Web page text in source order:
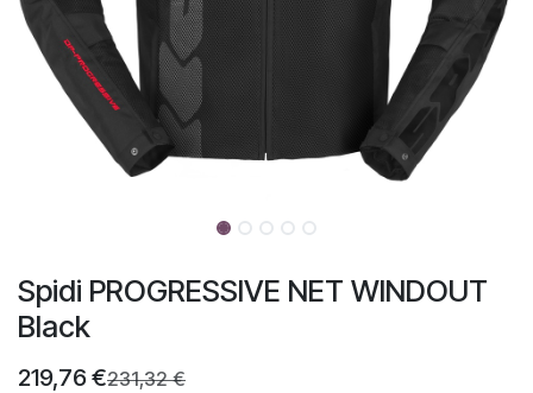
Spidi PROGRESSIVE NET WINDOUT
Black
219,76 €231,32€